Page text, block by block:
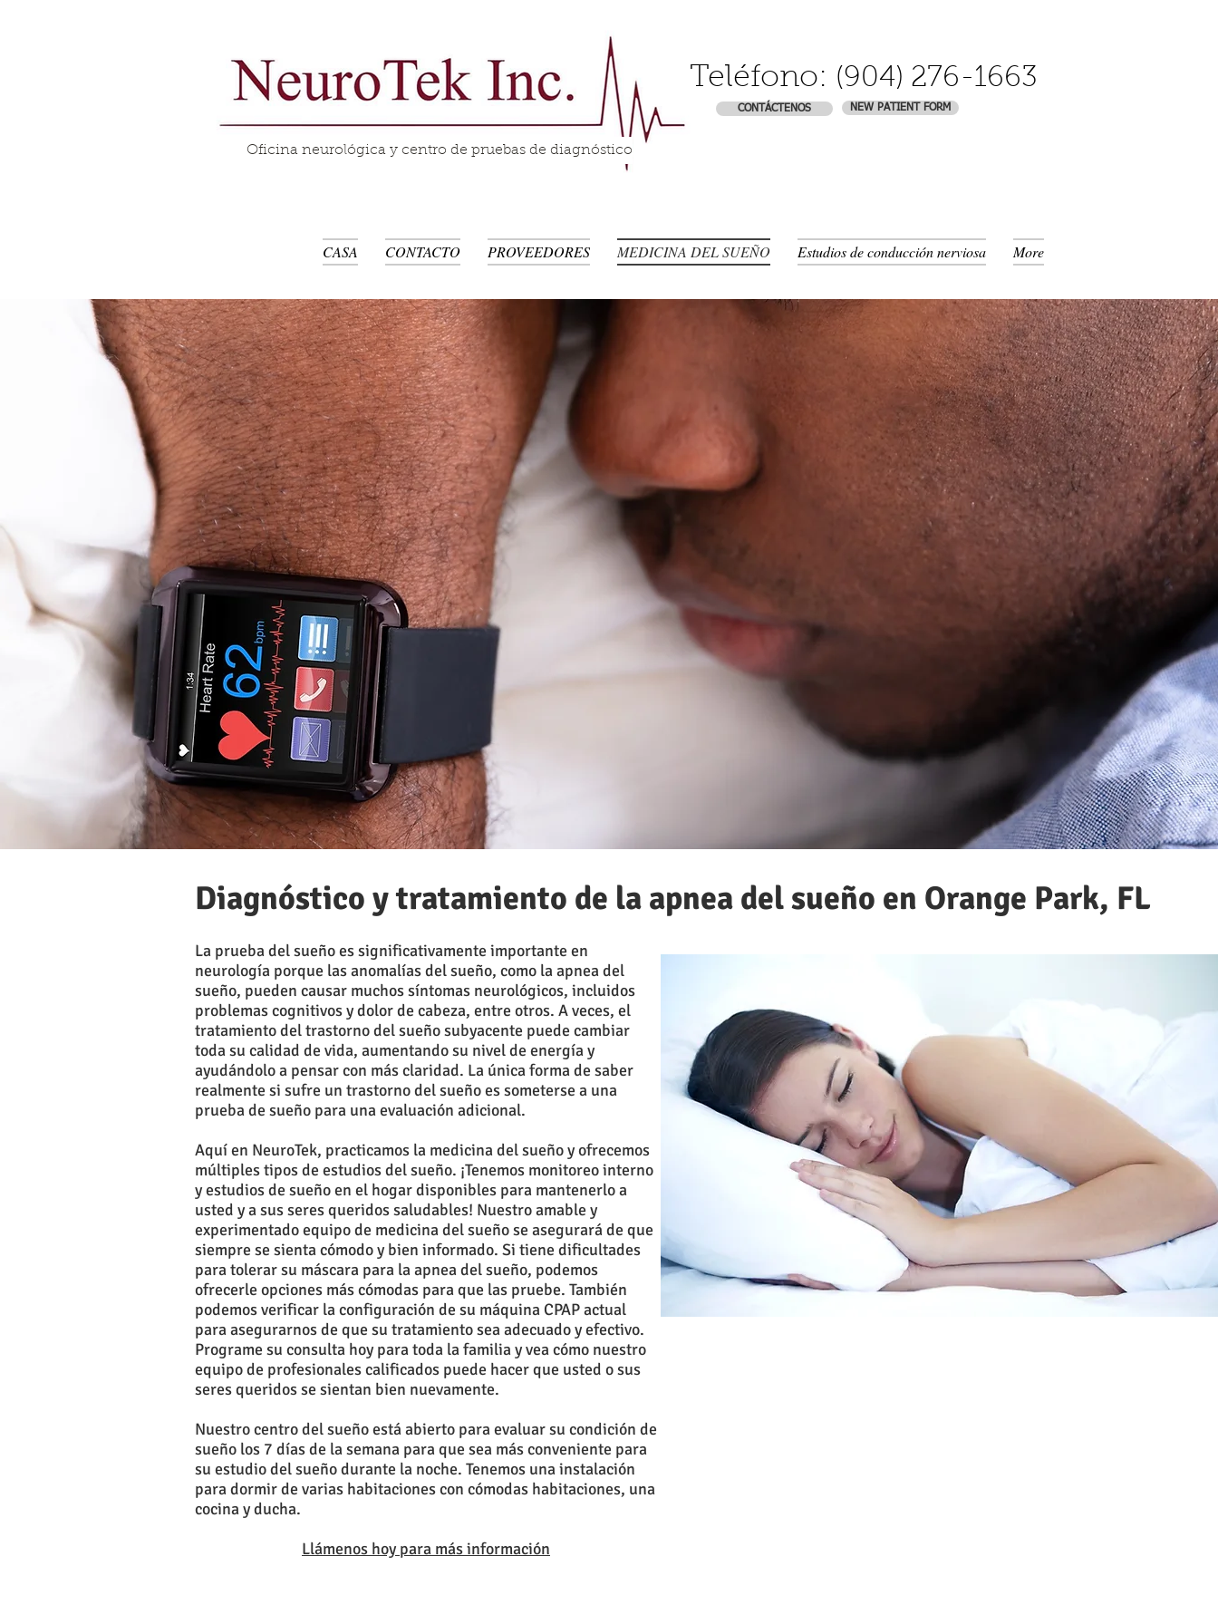
Teléfono: (904) 276-1663
CONTÁCTENOS
Oficina neurológica y centro de pruebas de diagnóstico
NEW PATIENT FORM
CASA CONTACTO PROVEEDORES MEDICINA DEL SUEÑO Estudios de conducción nerviosa More
Diagnóstico y tratamiento de la apnea del sueño en Orange Park, FL
La prueba del sueño es significativamente importante en
neurología porque las anomalías del sueño, como la apnea del
sueño, pueden causar muchos síntomas neurológicos, incluidos
problemas cognitivos y dolor de cabeza, entre otros. A veces, el
tratamiento del trastorno del sueño subyacente puede cambiar
toda su calidad de vida, aumentando su nivel de energía y
ayudándolo a pensar con más claridad. La única forma de saber
realmente si sufre un trastorno del sueño es someterse a una
prueba de sueño para una evaluación adicional.
Aquí en NeuroTek, practicamos la medicina del sueño y ofrecemos
múltiples tipos de estudios del sueño. ¡Tenemos monitoreo interno
y estudios de sueño en el hogar disponibles para mantenerlo a
usted y a sus seres queridos saludables! Nuestro amable y
experimentado equipo de medicina del sueño se asegurará de que
siempre se sienta cómodo y bien informado. Si tiene dificultades
para tolerar su máscara para la apnea del sueño, podemos
ofrecerle opciones más cómodas para que las pruebe. También
podemos verificar la configuración de su máquina CPAP actual
para asegurarnos de que su tratamiento sea adecuado y efectivo.
Programe su consulta hoy para toda la familia y vea cómo nuestro
equipo de profesionales calificados puede hacer que usted o sus
seres queridos se sientan bien nuevamente.
Nuestro centro del sueño está abierto para evaluar su condición de
sueño los 7 días de la semana para que sea más conveniente para
su estudio del sueño durante la noche. Tenemos una instalación
para dormir de varias habitaciones con cómodas habitaciones, una
cocina y ducha.
Llámenos hoy para más información